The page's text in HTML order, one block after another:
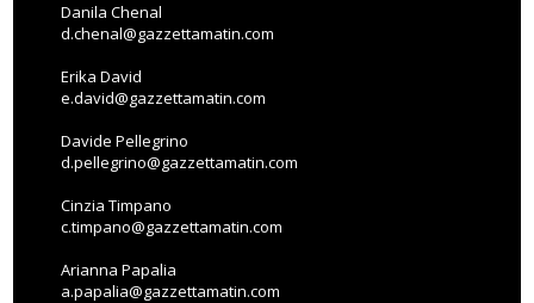
Danila Chenal
d.chenal@gazzettamatin.com
Erika David
e.david@gazzettamatin.com
Davide Pellegrino
d.pellegrino@gazzettamatin.com
Cinzia Timpano
c.timpano@gazzettamatin.com
Arianna Papalia
a.papalia@gazzettamatin.com